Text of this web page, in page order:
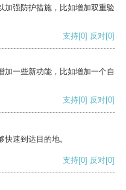
加强防护措施，比如增加双重验
支持[0] 反对[0]
加一些新功能，比如增加一个自
支持[0] 反对[0]
速到达目的地。
支持[0] 反对[0]